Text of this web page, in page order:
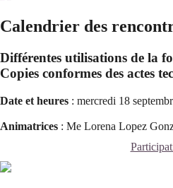
Calendrier des
Différentes utilisations de la
Copies conformes des actes
Date et heures : mercredi 18
Animatrices : Me Lorena Lopez